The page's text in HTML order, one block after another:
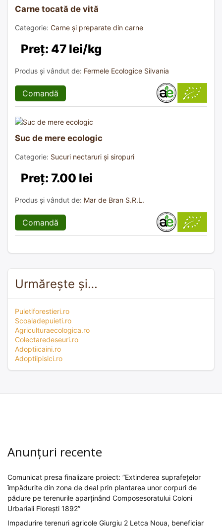
Carne tocată de vită
Categorie: Carne și preparate din carne
Preț: 47 lei/kg
Produs și vândut de: Fermele Ecologice Silvania
Comandă
Suc de mere ecologic
Categorie: Sucuri nectaruri și siropuri
Preț: 7.00 lei
Produs și vândut de: Mar de Bran S.R.L.
Comandă
Urmărește și…
Puietiforestieri.ro
Scoaladepuieti.ro
Agriculturaecologica.ro
Colectaredeseuri.ro
Adoptiicaini.ro
Adoptiipisici.ro
Anunțuri recente
Comunicat presa finalizare proiect: ”Extinderea suprafețelor
împădurite din zona de deal prin plantarea unor corpuri de
pădure pe terenurile aparținând Composesoratului Coloni
Urbariali Florești 1892”
Impadurire terenuri agricole Giurgiu 2 Letca Noua, beneficiar